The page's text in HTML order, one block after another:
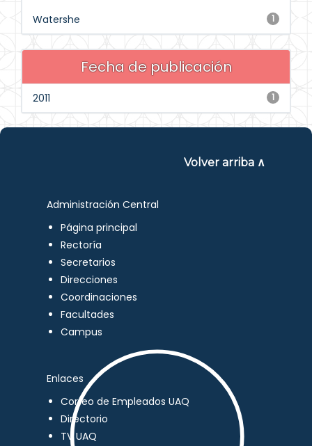
1
Watershe
Fecha de publicación
1
2011
Volver arriba ∧
Administración Central
Página principal
Rectoría
Secretarios
Direcciones
Coordinaciones
Facultades
Campus
Enlaces
Correo de Empleados UAQ
Directorio
TV UAQ